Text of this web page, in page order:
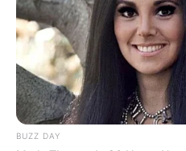
BUZZ DAY